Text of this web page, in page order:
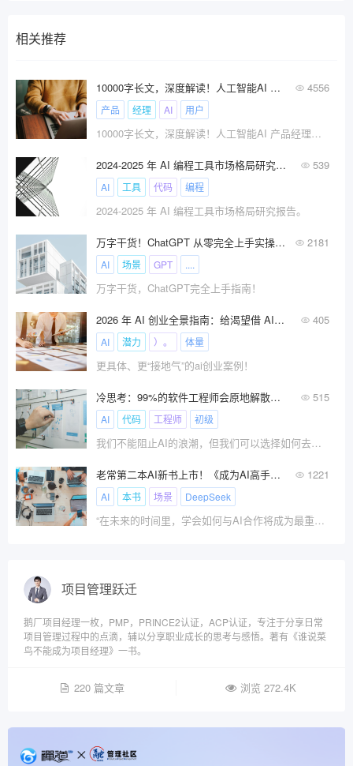
相关推荐
10000字长文，深度解读！人工智能AI 产品经理与传统产品经理工作到底有什么不同？ 4556
产品 经理 AI 用户
10000字长文，深度解读！人工智能AI 产品经理与传统产品经理工作到底有什么不同？
2024-2025 年 AI 编程工具市场格局研究报告 539
AI 工具 代码 编程
2024-2025 年 AI 编程工具市场格局研究报告。
万字干货！ChatGPT 从零完全上手实操指南！ 2181
AI 场景 GPT ....
万字干货，ChatGPT完全上手指南！
2026 年 AI 创业全景指南：给渴望借 AI 逐梦的人! 405
AI 潜力 ）。 体量
更具体、更“接地气”的ai创业案例！
冷思考：99%的软件工程师会原地解散吗？ 515
AI 代码 工程师 初级
我们不能阻止AI的浪潮，但我们可以选择如何去驾驭它。
老常第二本AI新书上市！《成为AI高手》系统学习掌握AI技能！ 1221
AI 本书 场景 DeepSeek
“在未来的时间里，学会如何与AI合作将成为最重要的技能之一，你要么驾驭AI，要么被其淘汰。
项目管理跃迁
鹅厂项目经理一枚，PMP，PRINCE2认证，ACP认证，专注于分享日常
项目管理过程中的点滴，辅以分享职业成长的思考与感悟。著有《谁说菜
鸟不能成为项目经理》一书。
220 篇文章 浏览 272.4K